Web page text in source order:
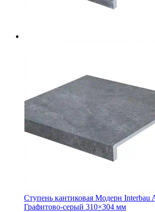
Ступень кантиковая Модерн Interbau
Графитово-серый 310×304 мм